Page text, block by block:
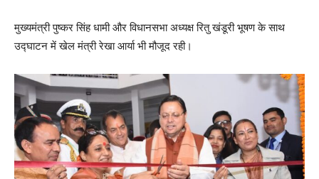
मुख्यमंत्री पुष्कर सिंह धामी और विधानसभा अध्यक्ष रितु खंडूरी भूषण के साथ
उद्घाटन में खेल मंत्री रेखा आर्या भी मौजूद रही।